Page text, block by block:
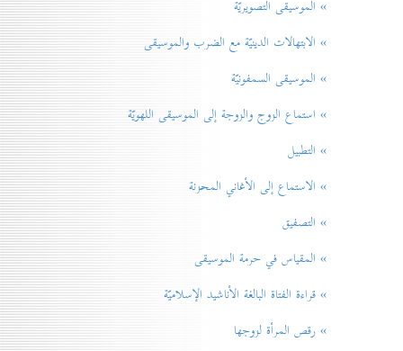
» الموسيقى التصويريّة
» الابتهالات الدينيّة مع الضرب والموسيقى
» الموسيقى السمفونيّة
» استماع الزوج والزوجة إلى الموسيقى اللهويّة
» التطبيل
» الاستماع إلى الأغاني المحزنة
» التصفيق
» المقياس في حرمة الموسيقی
» قراءة الفتاة البالغة الأناشيد الإسلاميّة
» رقص المرأة لزوجها